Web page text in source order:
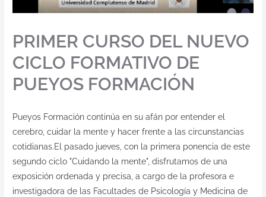
PRIMER CURSO DEL NUEVO
CICLO FORMATIVO DE
PUEYOS FORMACIÓN
Pueyos Formación continúa en su afán por entender el
cerebro, cuidar la mente y hacer frente a las circunstancias
cotidianas.El pasado jueves, con la primera ponencia de este
segundo ciclo "Cuidando la mente", disfrutamos de una
exposición ordenada y precisa, a cargo de la profesora e
investigadora de las Facultades de Psicología y Medicina de